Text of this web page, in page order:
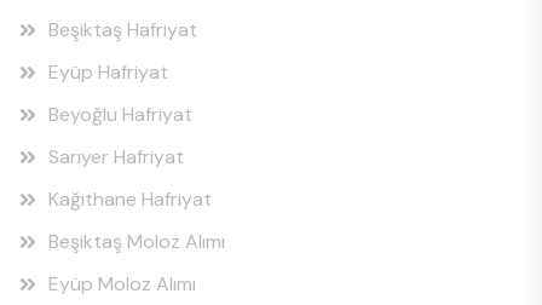
Beşiktaş Hafriyat
Eyüp Hafriyat
Beyoğlu Hafriyat
Sarıyer Hafriyat
Kağıthane Hafriyat
Beşiktaş Moloz Alımı
Eyüp Moloz Alımı